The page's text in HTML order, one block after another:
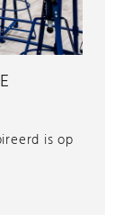
is op